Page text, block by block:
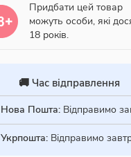
Придбати цей товар
можуть особи, які
18 років.
🚚 Час відправлення
Нова Пошта: Відправимо
Укрпошта: Відправимо